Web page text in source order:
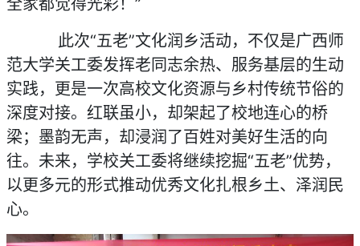
全家都觉得光彩！”
此次“五老”文化润乡活动，不仅是广西师
范大学关工委发挥老同志余热、服务基层的生动
实践，更是一次高校文化资源与乡村传统节俗的
深度对接。红联虽小，却架起了校地连心的桥
梁；墨韵无声，却浸润了百姓对美好生活的向
往。未来，学校关工委将继续挖掘“五老”优势，
以更多元的形式推动优秀文化扎根乡土、泽润民
心。